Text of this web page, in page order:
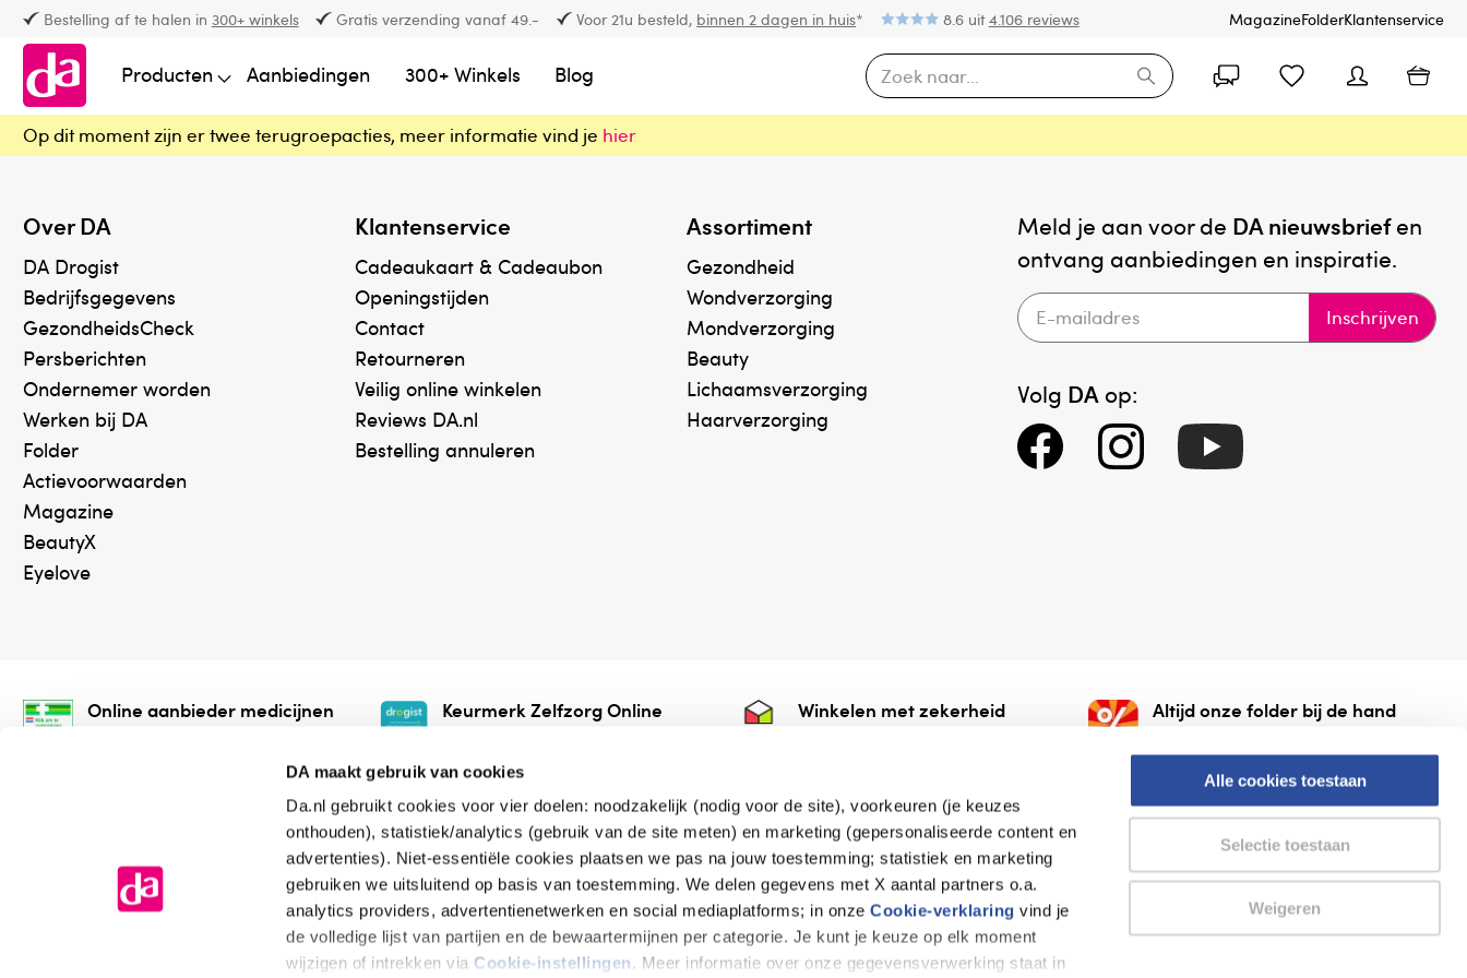
DA maakt gebruik van cookies
Da.nl gebruikt cookies voor vier doelen: noodzakelijk (nodig voor de site), voorkeuren (je keuzes
onthouden), statistiek/analytics (gebruik van de site meten) en marketing (gepersonaliseerde content en
advertenties). Niet-essentiële cookies plaatsen we pas na jouw toestemming; statistiek en marketing
gebruiken we uitsluitend op basis van toestemming. We delen gegevens met X aantal partners o.a.
analytics providers, advertentienetwerken en social mediaplatforms; in onzeCookie-verklaring vind je
de volledige lijst van partijen en de bewaartermijnen per categorie. Je kunt je keuze op elk moment
wijzigen of intrekken via Cookie-instellingen. Meer informatie over onze gegevensverwerking staat in
Alle cookies toestaan
Selectie toestaan
Weigeren
Bestelling af te halen in 300+ winkels Gratis verzending vanaf 49.- Voor 21u besteld, binnen 2 dagen in huis* 8.6 uit4.106 reviews MagazineFolderKlantenservice
Producten Aanbiedingen 300+ Winkels Blog
Op dit moment zijn er twee terugroepacties, meer informatie vind je hier
Over DA
DA Drogist
Bedrijfsgegevens
GezondheidsCheck
Persberichten
Ondernemer worden
Werken bij DA
Folder
Actievoorwaarden
Magazine
BeautyX
Eyelove
Klantenservice
Cadeaukaart & Cadeaubon
Openingstijden
Contact
Retourneren
Veilig online winkelen
Reviews DA.nl
Bestelling annuleren
Assortiment
Gezondheid
Wondverzorging
Mondverzorging
Beauty
Lichaamsverzorging
Haarverzorging
Meld je aan voor de DA nieuwsbriefen
ontvang aanbiedingen en inspiratie.
Inschrijven
Volg DA op:
Online aanbieder medicijnen
onze webshop mag verkopen.
Keurmerk Zelfzorg Online
online.
Winkelen met zekerheid Altijd onze folder bij de hand
AlleFolders.
de vriendelijke specialist
Algemene voorwaarden Cookieverklaring Disclaimer Privacy verklaring Thuiswinkel waarborg